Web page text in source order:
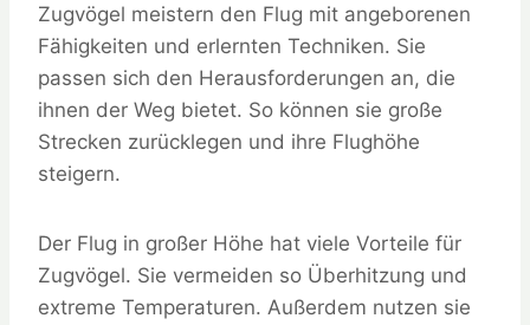
Zugvögel meistern den Flug mit angeborenen
Fähigkeiten und erlernten Techniken. Sie
passen sich den Herausforderungen an, die
ihnen der Weg bietet. So können sie große
Strecken zurücklegen und ihre Flughöhe
steigern.
Der Flug in großer Höhe hat viele Vorteile für
Zugvögel. Sie vermeiden so Überhitzung und
extreme Temperaturen. Außerdem nutzen sie